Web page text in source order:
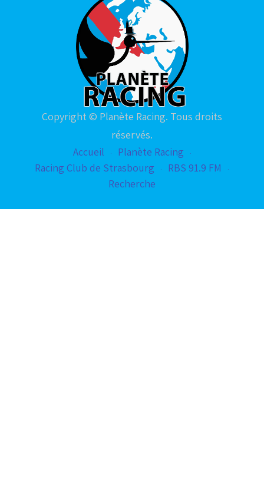
Copyright © Planète Racing. Tous droits
réservés.
Accueil
Planète Racing
Racing Club de Strasbourg
RBS 91.9 FM
Recherche